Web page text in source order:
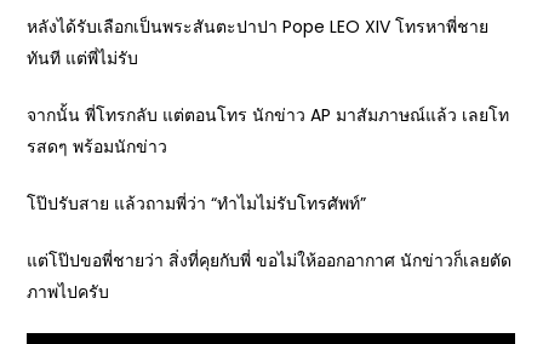
หลังได้รับเลือกเป็นพระสันตะปาปา Pope LEO XIV โทรหาพี่ชาย
ทันที แต่พี่ไม่รับ
จากนั้น พี่โทรกลับ แต่ตอนโทร นักข่าว AP มาสัมภาษณ์แล้ว เลยโท
รสดๆ พร้อมนักข่าว
โป๊ปรับสาย แล้วถามพี่ว่า “ทำไมไม่รับโทรศัพท์”
แต่โป๊ปขอพี่ชายว่า สิ่งที่คุยกับพี่ ขอไม่ให้ออกอากาศ นักข่าวก็เลยตัด
ภาพไปครับ